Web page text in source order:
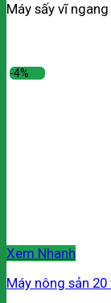
Máy sấy vĩ
-4%
Xem Nhanh
Máy nông sản 20